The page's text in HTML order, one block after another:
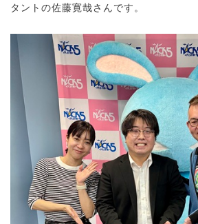
タントの佐藤寛哉さんです。